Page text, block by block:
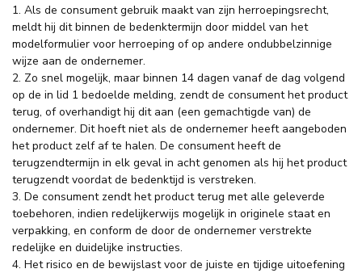
1. Als de consument gebruik maakt van zijn herroepingsrecht,
meldt hij dit binnen de bedenktermijn door middel van het
modelformulier voor herroeping of op andere ondubbelzinnige
wijze aan de ondernemer.
2. Zo snel mogelijk, maar binnen 14 dagen vanaf de dag volgend
op de in lid 1 bedoelde melding, zendt de consument het product
terug, of overhandigt hij dit aan (een gemachtigde van) de
ondernemer. Dit hoeft niet als de ondernemer heeft aangeboden
het product zelf af te halen. De consument heeft de
terugzendtermijn in elk geval in acht genomen als hij het product
terugzendt voordat de bedenktijd is verstreken.
3. De consument zendt het product terug met alle geleverde
toebehoren, indien redelijkerwijs mogelijk in originele staat en
verpakking, en conform de door de ondernemer verstrekte
redelijke en duidelijke instructies.
4. Het risico en de bewijslast voor de juiste en tijdige uitoefening